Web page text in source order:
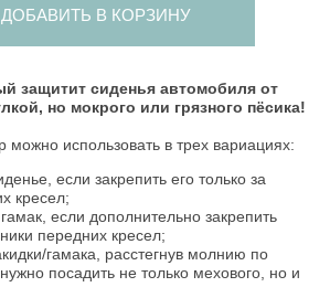
ДОБАВИТЬ В КОРЗИНУ
защитит сиденья автомобиля от
но мокрого или грязного пёсика!
использовать в трех вариациях:
если закрепить его только за
кресел;
если дополнительно закрепить
передних кресел;
гамака, расстегнув молнию по
посадить не только мехового, но и